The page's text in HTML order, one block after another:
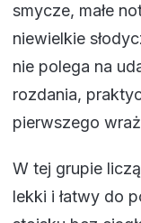
smycze, małe
niewielkie
nie polega na
rozdania,
pierwszego
W tej grupie
lekki i łatwy do